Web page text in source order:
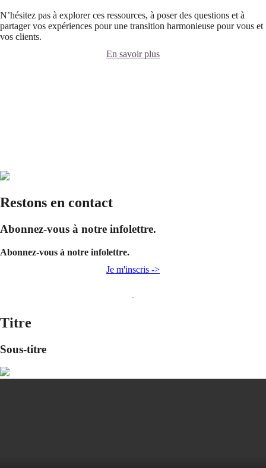
N’hésitez pas à explorer ces ressources, à poser des questions et à
partager vos expériences pour une transition harmonieuse pour vous et
vos clients.
En savoir plus
Restons en contact
Abonnez-vous à notre infolettre.
Abonnez-vous à notre infolettre.
Je m'inscris ->
Titre
Sous-titre